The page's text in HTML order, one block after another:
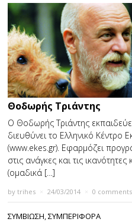
Θοδωρής Τριάντης
Ο Θοδωρής Τριάντης
διευθύνει το Ελληνικό Κέντρο
(www.ekes.gr). Εφαρμόζει
στις ανάγκες και τις
(ομαδικά […]
bytrihes 24/03/2014 0 comments
ΣΥΜΒΙΩΣΗ,ΣΥΜΠΕΡΙΦΟΡΑ